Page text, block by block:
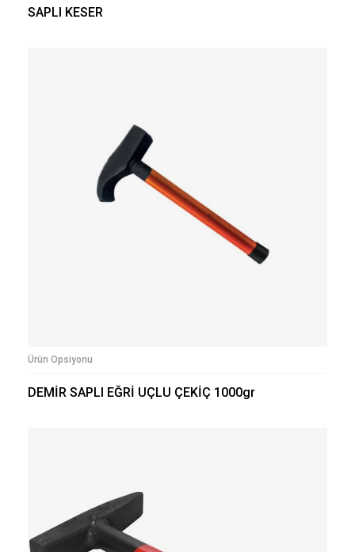
SAPLI KESER
Ürün Opsiyonu
DEMİR SAPLI EĞRİ UÇLU ÇEKİÇ 1000gr